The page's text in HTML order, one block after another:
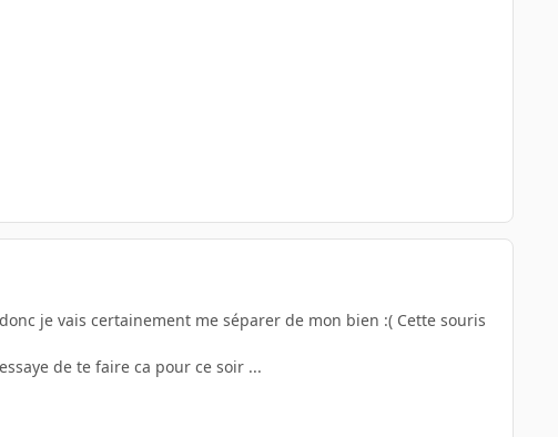
je vais certainement me séparer de mon bien :( Cette souris
de te faire ca pour ce soir ...